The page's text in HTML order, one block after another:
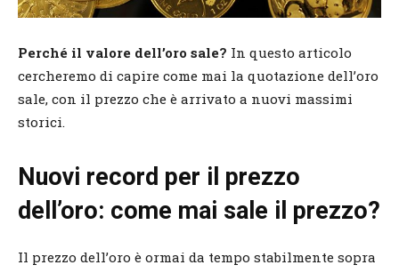
Perché il valore dell’oro sale? In questo articolo
cercheremo di capire come mai la quotazione dell’oro
sale, con il prezzo che è arrivato a nuovi massimi
storici.
Nuovi record per il prezzo
dell’oro: come mai sale il prezzo?
Il prezzo dell’oro è ormai da tempo stabilmente sopra